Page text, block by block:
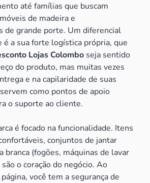
até famílias que buscam
de madeira e
de grande porte. Um diferencial
é a sua forte logística própria, que
Lojas Colombo seja sentido
do produto, mas muitas vezes
e na capilaridade de suas
como pontos de apoio
o suporte ao cliente.
é focado na funcionalidade. Itens
conjuntos de jantar
branca (fogões, máquinas de lavar
o coração do negócio. Ao
você tem a segurança de